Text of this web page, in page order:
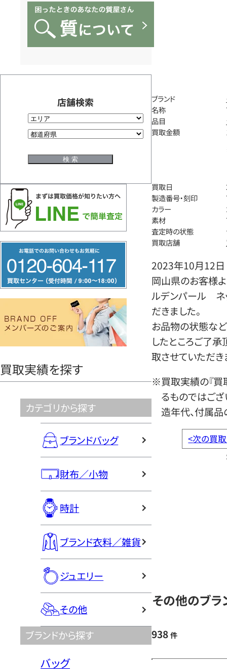
店舗検索
リ
ー
ヤ
買取実績を探す
カテゴリから探す
ブランドバッグ
財布／小物
時計
ブランド衣料／雑貨
ジュエリー
その他
ブランドから探す
バッグ
ブランド
名称
品目
買取金額
買取日
製造番号・刻印
カラー
素材
査定時の状態
買取店舗
2023年10月12日
岡山県のお客様
ルデンパール ネ
だきました。
お品物の状態など
したところご了
取させていただき
※買取実績の『買
るものではござ
造年代、付属品
<次の買
その他のブラ
938 件